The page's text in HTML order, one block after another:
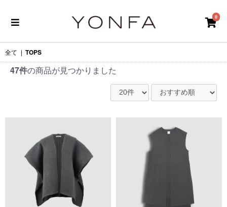
0
全て | TOPS
47件の商品が見つかりました